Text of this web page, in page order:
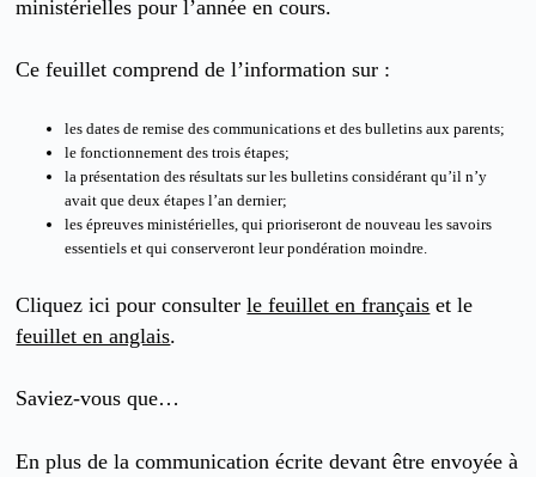
ministérielles pour l’année en cours.
Ce feuillet comprend de l’information sur :
les dates de remise des communications et des bulletins aux parents;
le fonctionnement des trois étapes;
la présentation des résultats sur les bulletins considérant qu’il n’y
avait que deux étapes l’an dernier;
les épreuves ministérielles, qui prioriseront de nouveau les savoirs
essentiels et qui conserveront leur pondération moindre.
Cliquez ici pour consulterle feuillet en français et le
feuillet en anglais.
Saviez-vous que…
En plus de la communication écrite devant être envoyée à